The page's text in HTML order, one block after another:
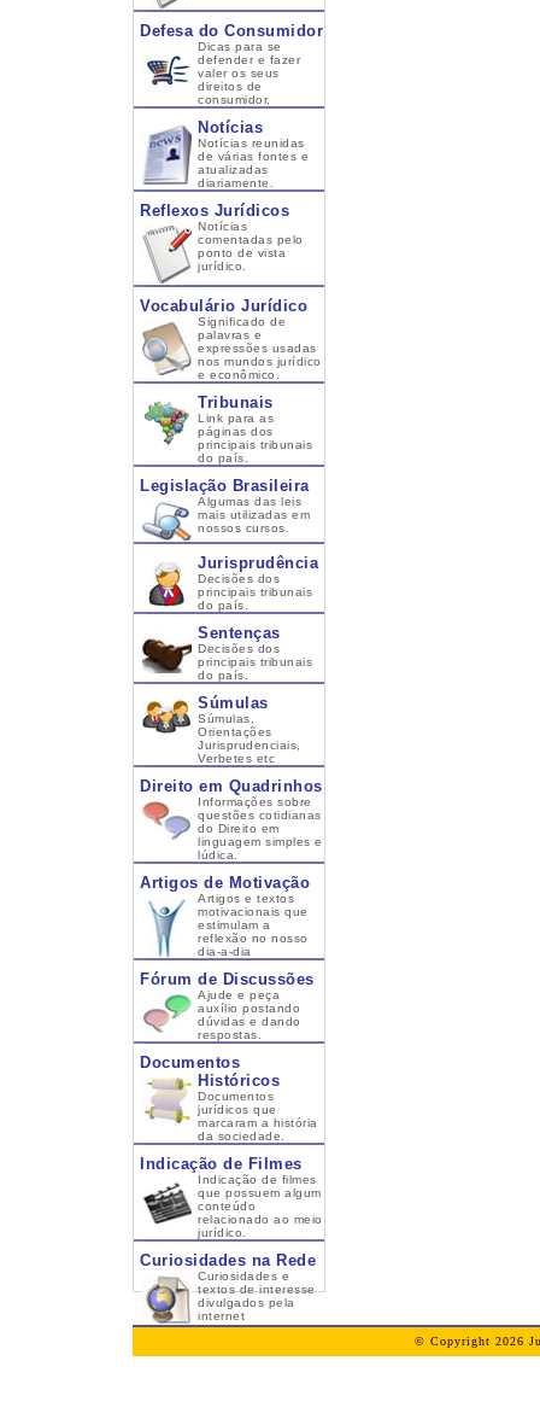
Defesa do Consumidor
Dicas para se
defender e fazer
valer os seus
direitos de
consumidor.
Notícias
Notícias reunidas
de várias fontes e
atualizadas
diariamente.
Reflexos Jurídicos
Notícias
comentadas pelo
ponto de vista
jurídico.
Vocabulário Jurídico
Significado de
palavras e
expressões usadas
nos mundos jurídico
e econômico.
Tribunais
Link para as
páginas dos
principais tribunais
do país.
Legislação Brasileira
Algumas das leis
mais utilizadas em
nossos cursos.
Jurisprudência
Decisões dos
principais tribunais
do país.
Sentenças
Decisões dos
principais tribunais
do país.
Súmulas
Súmulas,
Orientações
Jurisprudenciais,
Verbetes etc
Direito em Quadrinhos
Informações sobre
questões cotidianas
do Direito em
linguagem simples e
lúdica.
Artigos de Motivação
Artigos e textos
motivacionais que
estimulam a
reflexão no nosso
dia-a-dia
Fórum de Discussões
Ajude e peça
auxílio postando
dúvidas e dando
respostas.
Documentos
Históricos
Documentos
jurídicos que
marcaram a história
da sociedade.
Indicação de Filmes
Indicação de filmes
que possuem algum
conteúdo
relacionado ao meio
jurídico.
Curiosidades na Rede
Curiosidades e
textos de interesse
divulgados pela
internet
© Copyright 2026